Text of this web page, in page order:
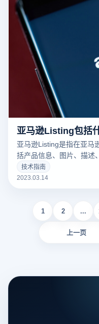
亚马逊Listing包括
亚马逊Listing是指在亚马
括产品信息、图片、描述
个好的亚马逊Listing可以
下云登录指纹浏览器关于
技术指南
2023.03.14
上一页
1 2 ...